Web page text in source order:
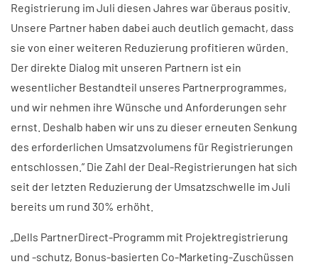
Registrierung im Juli diesen Jahres war überaus positiv.
Unsere Partner haben dabei auch deutlich gemacht, dass
sie von einer weiteren Reduzierung profitieren würden.
Der direkte Dialog mit unseren Partnern ist ein
wesentlicher Bestandteil unseres Partnerprogrammes,
und wir nehmen ihre Wünsche und Anforderungen sehr
ernst. Deshalb haben wir uns zu dieser erneuten Senkung
des erforderlichen Umsatzvolumens für Registrierungen
entschlossen.” Die Zahl der Deal-Registrierungen hat sich
seit der letzten Reduzierung der Umsatzschwelle im Juli
bereits um rund 30% erhöht.
„Dells PartnerDirect-Programm mit Projektregistrierung
und -schutz, Bonus-basierten Co-Marketing-Zuschüssen